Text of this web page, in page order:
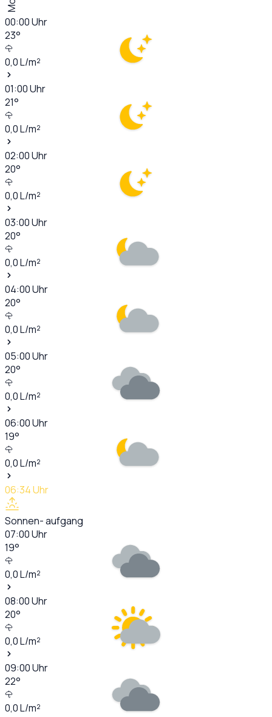
00:00Uhr
23°
0,0L/m²
01:00Uhr
21°
0,0L/m²
02:00Uhr
20°
0,0L/m²
03:00Uhr
20°
0,0L/m²
04:00Uhr
20°
0,0L/m²
05:00Uhr
20°
0,0L/m²
06:00Uhr
19°
0,0L/m²
06:34Uhr
Sonnen- aufgang
07:00Uhr
19°
0,0L/m²
08:00Uhr
20°
0,0L/m²
09:00Uhr
22°
0,0L/m²